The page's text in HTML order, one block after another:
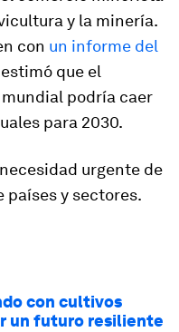
y la minería.
con un informe del
que el
podría caer
para 2030.
urgente de
países y sectores.
con cultivos
un futuro resiliente